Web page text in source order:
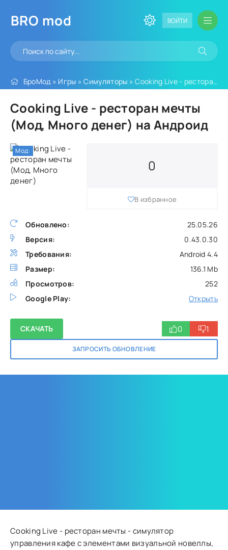
BRO mod ВОЙТИ
БроМод » Игры »Симуляторы » Cooking Live - ресторан мечты (Мод, Много денег)
Cooking Live - ресторан мечты
(Мод, Много денег) на Андроид
Обновлено:
25.05.26
Версия:
0.43.0.30
Требования:
Android 4.4
Размер:
136.1 Mb
Просмотров:
252
Google Play:
Открыть
0
В избранное
СКАЧАТЬ
ЗАПРОСИТЬ ОБНОВЛЕНИЕ
0 1
Мод:
Cooking Live - ресторан мечты - симулятор
управления кафе с элементами визуальной новеллы,